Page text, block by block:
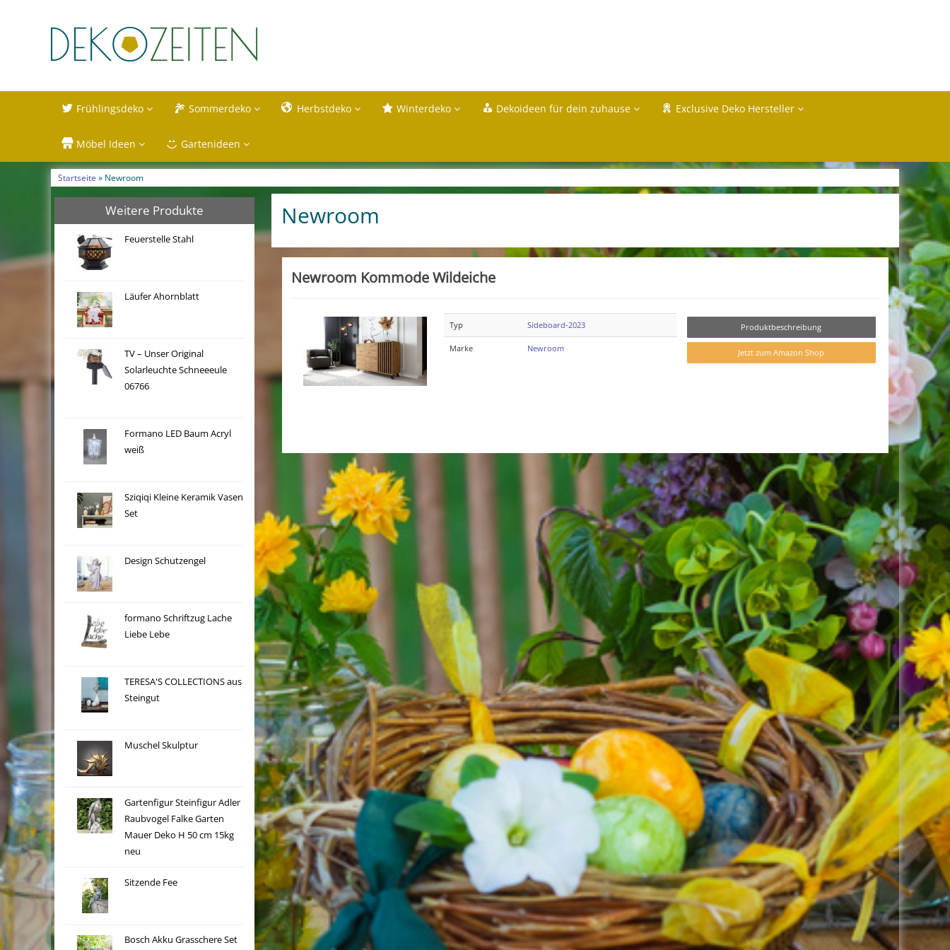
Frühlingsdeko Sommerdeko Herbstdeko Winterdeko Dekoideen für dein zuhause Exclusive Deko Hersteller
Möbel Ideen Gartenideen
Startseite » Newroom
Weitere Produkte
Feuerstelle Stahl
Läufer Ahornblatt
TV – Unser Original
Solarleuchte Schneeeule
06766
Formano LED Baum Acryl
weiß
Sziqiqi Kleine Keramik Vasen
Set
Design Schutzengel
formano Schriftzug Lache
Liebe Lebe
TERESA'S COLLECTIONS aus
Steingut
Muschel Skulptur
Gartenfigur Steinfigur Adler
Raubvogel Falke Garten
Mauer Deko H 50 cm 15kg
neu
Sitzende Fee
Bosch Akku Grasschere Set
Newroom
Newroom Kommode Wildeiche
Typ Sideboard-2023
Marke Newroom
Produktbeschreibung
Jetzt zum Amazon Shop